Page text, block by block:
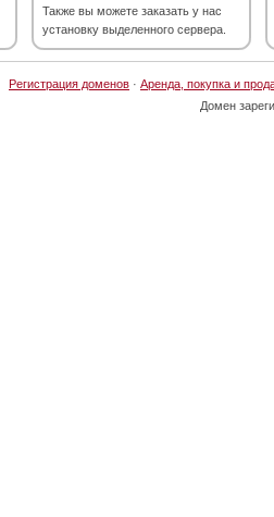
Также вы можете заказать у нас
установку выделенного сервера.
Регистрация доменов · Аренда, покупка и
Домен